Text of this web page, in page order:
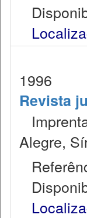
1996
Revista
Alegre,